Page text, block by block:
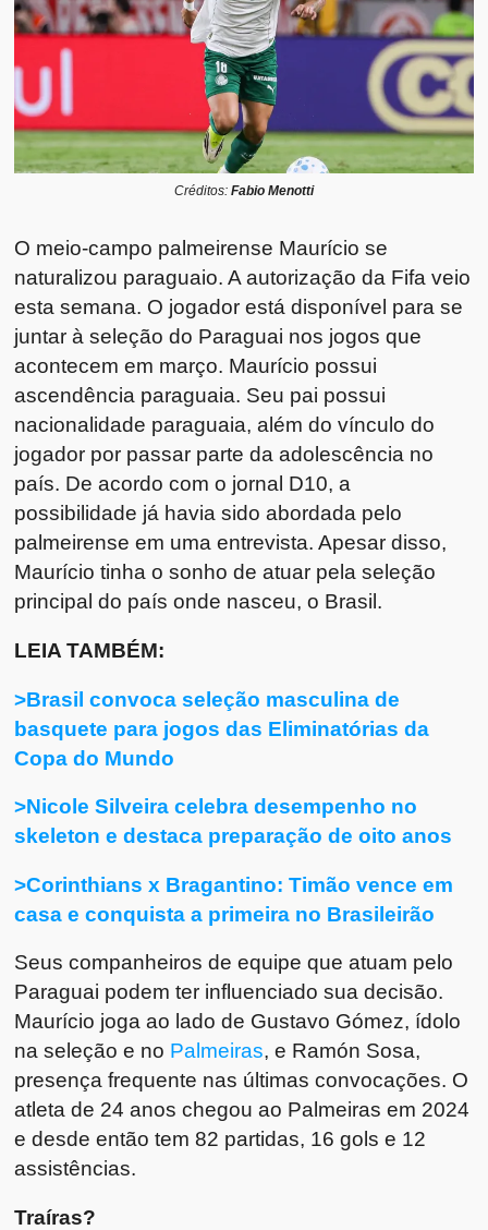
Créditos: Fabio Menotti
O meio-campo palmeirense Maurício se
naturalizou paraguaio. A autorização da Fifa veio
esta semana. O jogador está disponível para se
juntar à seleção do Paraguai nos jogos que
acontecem em março. Maurício possui
ascendência paraguaia. Seu pai possui
nacionalidade paraguaia, além do vínculo do
jogador por passar parte da adolescência no
país. De acordo com o jornal D10, a
possibilidade já havia sido abordada pelo
palmeirense em uma entrevista. Apesar disso,
Maurício tinha o sonho de atuar pela seleção
principal do país onde nasceu, o Brasil.
LEIA TAMBÉM:
>Brasil convoca seleção masculina de
basquete para jogos das Eliminatórias da
Copa do Mundo
>Nicole Silveira celebra desempenho no
skeleton e destaca preparação de oito anos
>Corinthians x Bragantino: Timão vence em
casa e conquista a primeira no Brasileirão
Seus companheiros de equipe que atuam pelo
Paraguai podem ter influenciado sua decisão.
Maurício joga ao lado de Gustavo Gómez, ídolo
na seleção e no Palmeiras, e Ramón Sosa,
presença frequente nas últimas convocações. O
atleta de 24 anos chegou ao Palmeiras em 2024
e desde então tem 82 partidas, 16 gols e 12
assistências.
Traíras?